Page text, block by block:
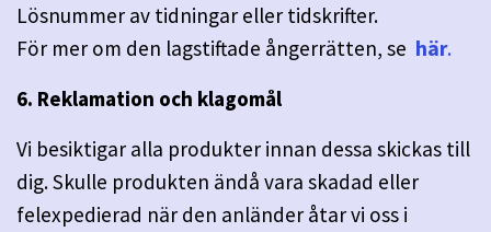
Lösnummer av tidningar eller tidskrifter.
För mer om den lagstiftade ångerrätten, se här.
6. Reklamation och klagomål
Vi besiktigar alla produkter innan dessa skickas till
dig. Skulle produkten ändå vara skadad eller
felexpedierad när den anländer åtar vi oss i